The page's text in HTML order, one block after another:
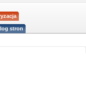
stron